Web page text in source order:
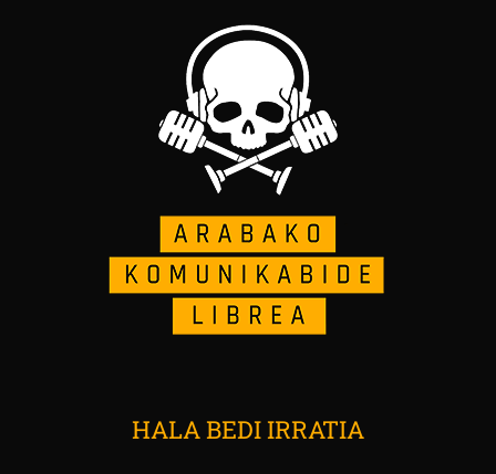
HALA BEDI IRRATIA